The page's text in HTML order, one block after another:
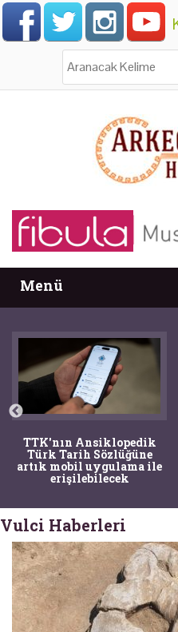
Menü
TTK'nın Ansiklopedik
Türk Tarih Sözlüğüne
artık mobil uygulama ile
erişilebilecek
Vulci Haberleri